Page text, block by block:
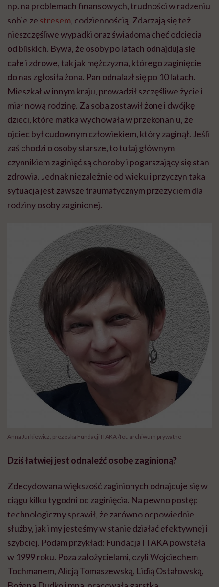
np. na problemach finansowych, trudności w radzeniu
sobie ze stresem, codziennością. Zdarzają się też
nieszczęśliwe wypadki oraz świadoma chęć odcięcia
od bliskich. Bywa, że osoby po latach odnajdują się
całe i zdrowe, tak jak mężczyzna, którego zaginięcie
do nas zgłosiła żona. Pan odnalazł się po 10 latach.
Mieszkał w innym kraju, prowadził szczęśliwe życie i
miał nową rodzinę. Za sobą zostawił żonę i dwójkę
dzieci, które matka wychowała w przekonaniu, że
ojciec był cudownym człowiekiem, który zaginął. Jeśli
zaś chodzi o osoby starsze, to tutaj głównym
czynnikiem zaginięć są choroby i pogarszający się stan
zdrowia. Jednak niezależnie od wieku i przyczyn taka
sytuacja jest zawsze traumatycznym przeżyciem dla
rodziny osoby zaginionej.
Anna Jurkiewicz, prezeska Fundacji ITAKA /fot. archiwum prywatne
Dziś łatwiej jest odnaleźć osobę zaginioną?
Zdecydowana większość zaginionych odnajduje się w
ciągu kilku tygodni od zaginięcia. Na pewno postęp
technologiczny sprawił, że zarówno odpowiednie
służby, jak i my jesteśmy w stanie działać efektywnej i
szybciej. Podam przykład: Fundacja ITAKA powstała
w 1999 roku. Poza założycielami, czyli Wojciechem
Tochmanem, Alicją Tomaszewską, Lidią Ostałowską,